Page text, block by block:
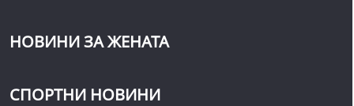
НОВИНИ ЗА ЖЕНАТА
СПОРТНИ НОВИНИ